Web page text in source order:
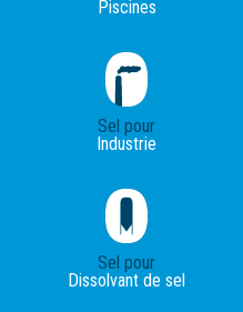
Piscines
Sel pour
Industrie
Sel pour
Dissolvant de sel